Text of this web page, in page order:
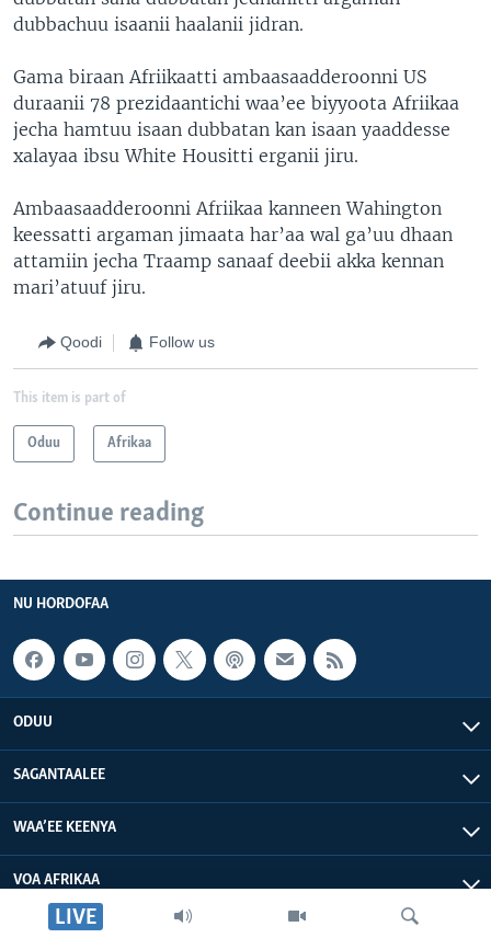
LIVE
dubbachuu isaanii haalanii jidran.
Gama biraan Afriikaatti ambaasaadderoonni US
duraanii 78 prezidaantichi waa’ee biyyoota Afriikaa
jecha hamtuu isaan dubbatan kan isaan yaaddesse
xalayaa ibsu White Housitti erganii jiru.
Ambaasaadderoonni Afriikaa kanneen Wahington
keessatti argaman jimaata har’aa wal ga’uu dhaan
attamiin jecha Traamp sanaaf deebii akka kennan
mari’atuuf jiru.
Qoodi Follow us
This item is part of
Oduu Afrikaa
Continue reading
NU HORDOFAA
ODUU
SAGANTAALEE
WAA’EE KEENYA
VOA AFRIKAA